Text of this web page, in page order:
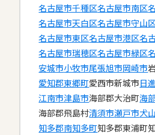
名古屋市千種区名古屋市南区
名古屋市天白区名古屋市守山
名古屋市東区名古屋市港区名
名古屋市瑞穂区名古屋市緑区
安城市小牧市尾張旭市岡崎市
愛知郡東郷町愛西市新城市日
江南市津島市海部郡大治町海
海部郡飛島村清須市瀬戸市犬
知多郡南知多町知多郡東浦町